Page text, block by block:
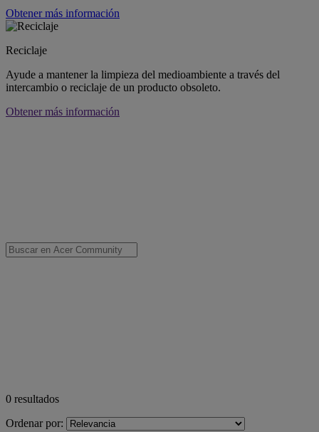
Obtener más información
Reciclaje
Ayude a mantener la limpieza del medioambiente a través del
intercambio o reciclaje de un producto obsoleto.
Obtener más información
0 resultados
Ordenar por: